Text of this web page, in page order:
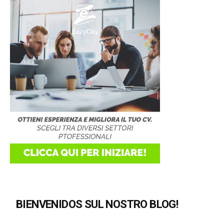
BIENVENIDOS SUL NOSTRO BLOG!